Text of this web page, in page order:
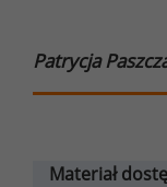
Patrycja
Materiał